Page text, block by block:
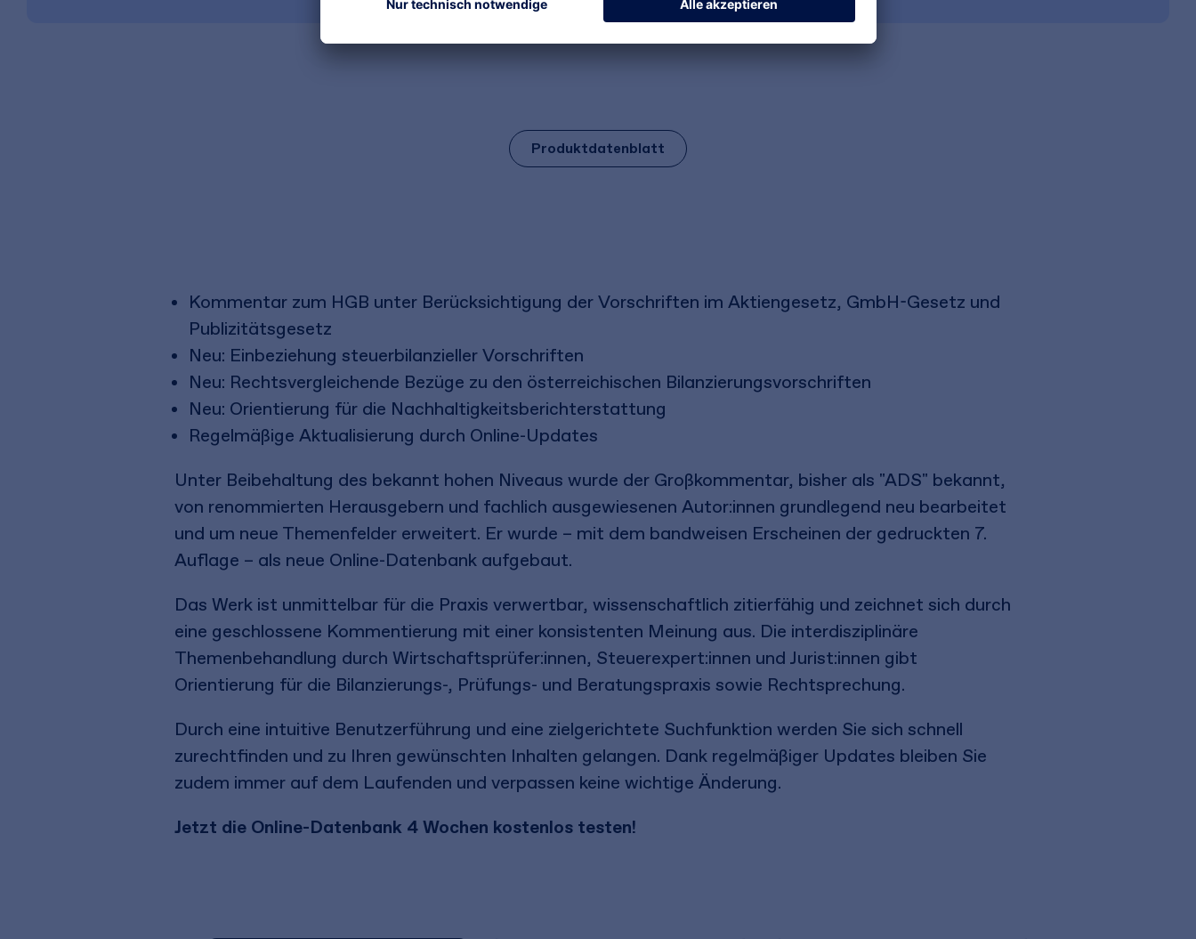
Produktdatenblatt
Kommentar zum HGB unter Berücksichtigung der Vorschriften im Aktiengesetz, GmbH-Gesetz und
Publizitätsgesetz
Neu: Einbeziehung steuerbilanzieller Vorschriften
Neu: Rechtsvergleichende Bezüge zu den österreichischen Bilanzierungsvorschriften
Neu: Orientierung für die Nachhaltigkeitsberichterstattung
Regelmäßige Aktualisierung durch Online-Updates
Unter Beibehaltung des bekannt hohen Niveaus wurde der Großkommentar, bisher als "ADS" bekannt,
von renommierten Herausgebern und fachlich ausgewiesenen Autor:innen grundlegend neu bearbeitet
und um neue Themenfelder erweitert. Er wurde – mit dem bandweisen Erscheinen der gedruckten 7.
Auflage – als neue Online-Datenbank aufgebaut.
Das Werk ist unmittelbar für die Praxis verwertbar, wissenschaftlich zitierfähig und zeichnet sich durch
eine geschlossene Kommentierung mit einer konsistenten Meinung aus. Die interdisziplinäre
Themenbehandlung durch Wirtschaftsprüfer:innen, Steuerexpert:innen und Jurist:innen gibt
Orientierung für die Bilanzierungs-, Prüfungs- und Beratungspraxis sowie Rechtsprechung.
Durch eine intuitive Benutzerführung und eine zielgerichtete Suchfunktion werden Sie sich schnell
zurechtfinden und zu Ihren gewünschten Inhalten gelangen. Dank regelmäßiger Updates bleiben Sie
zudem immer auf dem Laufenden und verpassen keine wichtige Änderung.
Jetzt die Online-Datenbank 4 Wochen kostenlos testen!